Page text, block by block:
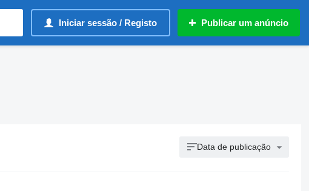
Iniciar sessão / Registo Publicar um anúncio
Data de publicação